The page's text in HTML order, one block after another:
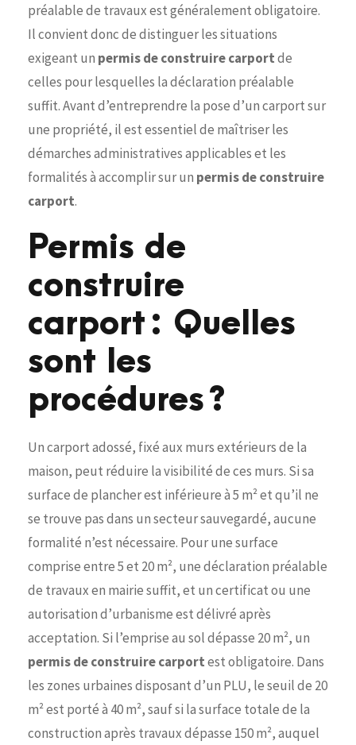
préalable de travaux est généralement obligatoire.
Il convient donc de distinguer les situations
exigeant un permis de construire carportde
celles pour lesquelles la déclaration préalable
suffit. Avant d’entreprendre la pose d’un carport sur
une propriété, il est essentiel de maîtriser les
démarches administratives applicables et les
formalités à accomplir sur un permis de construire
carport.
Permis de
construire
carport : Quelles
sont les
procédures ?
Un carport adossé, fixé aux murs extérieurs de la
maison, peut réduire la visibilité de ces murs. Si sa
surface de plancher est inférieure à 5 m² et qu’il ne
se trouve pas dans un secteur sauvegardé, aucune
formalité n’est nécessaire. Pour une surface
comprise entre 5 et 20 m², une déclaration préalable
de travaux en mairie suffit, et un certificat ou une
autorisation d’urbanisme est délivré après
acceptation. Si l’emprise au sol dépasse 20 m², un
permis de construire carportest obligatoire. Dans
les zones urbaines disposant d’un PLU, le seuil de 20
m² est porté à 40 m², sauf si la surface totale de la
construction après travaux dépasse 150 m², auquel